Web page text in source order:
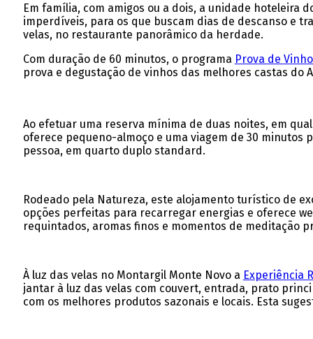
Em família, com amigos ou a dois, a unidade hoteleira
imperdíveis, para os que buscam dias de descanso e
velas, no restaurante panorâmico da herdade.
Com duração de 60 minutos, o programa Prova de
prova e degustação de vinhos das melhores castas do
Ao efetuar uma reserva mínima de duas noites, em
oferece pequeno-almoço e uma viagem de 30 minutos
pessoa, em quarto duplo standard.
Rodeado pela Natureza, este alojamento turístico de
opções perfeitas para recarregar energias e oferece
requintados, aromas finos e momentos de meditação
À luz das velas no Montargil Monte Novo a Experiência
jantar à luz das velas com couvert, entrada, prato
com os melhores produtos sazonais e locais. Esta